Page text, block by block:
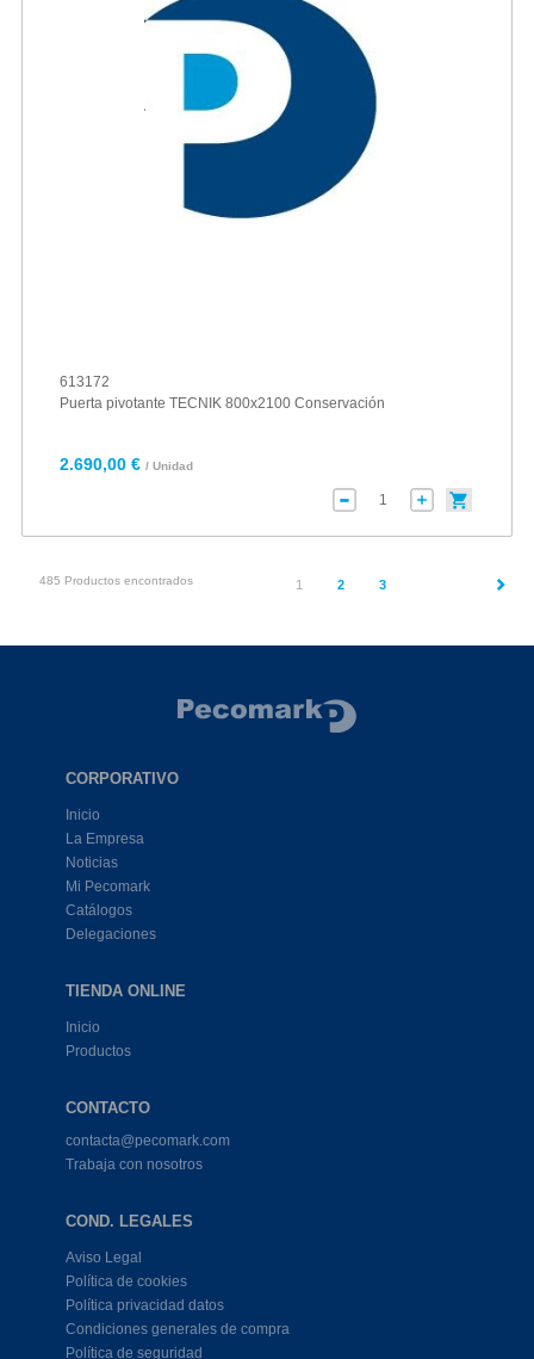
613172
Puerta pivotante TECNIK 800x2100 Conservación
2.690,00 € / Unidad
485 Productos encontrados 1 (current)
2 3
CORPORATIVO
Inicio
La Empresa
Noticias
Mi Pecomark
Catálogos
Delegaciones
TIENDA ONLINE
Inicio
Productos
CONTACTO
contacta@pecomark.com
Trabaja con nosotros
COND. LEGALES
Aviso Legal
Política de cookies
Política privacidad datos
Condiciones generales de compra
Política de seguridad